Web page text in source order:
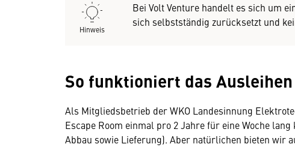
Hinweis
Bei Volt Venture handelt es sich um
sich selbstständig zurücksetzt und
So funktioniert das
Als Mitgliedsbetrieb der WKO Landesinnung
Escape Room einmal pro 2 Jahre für eine Woche
Abbau sowie Lieferung). Aber natürlichen bieten wir